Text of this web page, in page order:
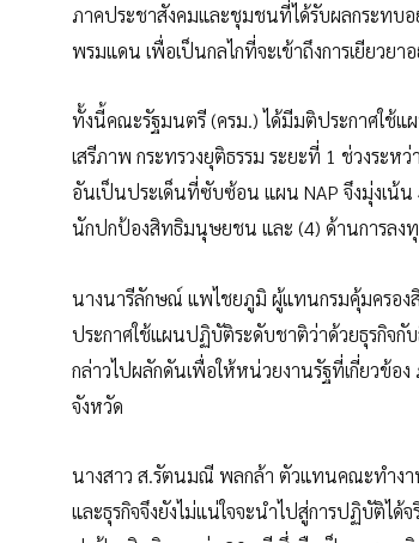
ภาคประชาสังคมและชุมชนที่ได้รับผลกระทบอ
พรมแดน เพื่อเป็นกลไกที่จะเข้าถึงการเยียวยา
ทั้งนี้คณะรัฐมนตรี (ครม.) ได้มีมติประกาศใช้
เสรีภาพ กระทรวงยุติธรรม ระยะที่ 1 ช่วงระ
อันเป็นประเด็นที่ซับซ้อน แผน NAP จึงมุ่งเน้
นักปกป้องสิทธิมนุษยชน และ (4) ด้านการลง
นางนารีลักษณ์ แพไชยภูมิ ผู้แทนกรมคุ้มครองสิ
ประกาศใช้แผนปฏิบัติระดับชาติว่าด้วยธุรกิจ
กล่าวไปผลักดันเพื่อให้หน่วยงานรัฐที่เกี่ยวข้อ
จังหวัด
นางสาว ส.รัตนมณี พลกล้า ตัวแทนคณะทำงา
และธุรกิจจึงยังไม่แน่ใจจะนำไปสู่การปฏิบัติได้